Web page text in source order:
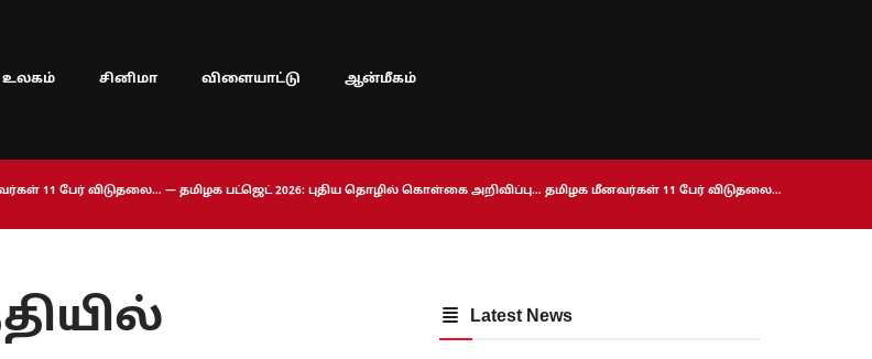
உலகம் சினிமா விளையாட்டு ஆன்மீகம்
11 பேர் விடுதலை… — தமிழக பட்ஜெட் 2026: புதிய தொழில் கொள்கை அறிவிப்பு… தமிழக மீனவர்கள் 11 பேர் விடுதலை…
Latest News